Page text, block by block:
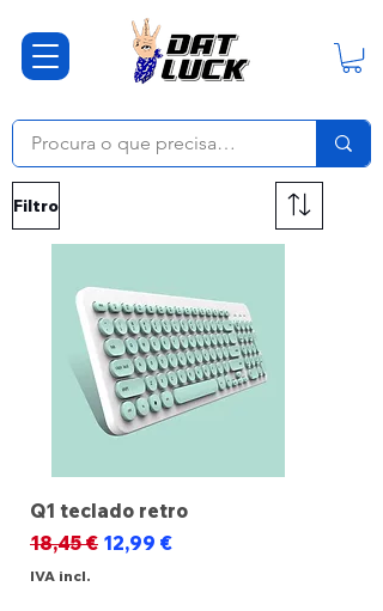
Filtro
Q1 teclado retro
Preço normal
18,45 € Preço promocional
12,99 €
IVA incl.